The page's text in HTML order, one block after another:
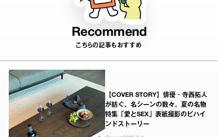
Recommend
こちらの記事もおすすめ
【COVER STORY】俳優・寺西拓人
が紡ぐ、名シーンの数々。夏の名物
特集「愛とSEX」表紙撮影のビハイ
ンドストーリー